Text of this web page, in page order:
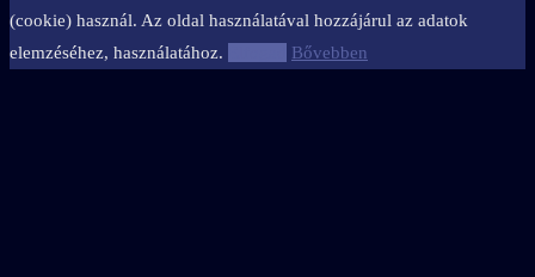
(cookie) használ. Az oldal használatával hozzájárul az adatok
elemzéséhez, használatához.
Bővebben